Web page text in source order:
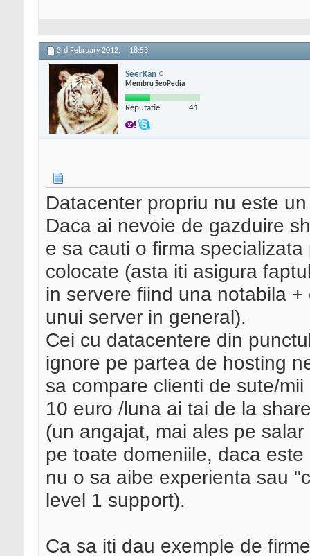
3rd February 2012, 18:53
SeerKan
Membru SeoPedia
Reputatie: 41
Datacenter propriu nu este
Daca ai nevoie de gazduire
e sa cauti o firma
colocate (asta iti asigura
in servere fiind una notabila
unui server in general).
Cei cu datacentere din
ignore pe partea de hosting
sa compare clienti de sute/
10 euro /luna ai tai de la
(un angajat, mai ales pe
pe toate domeniile, daca
nu o sa aibe experienta sau
level 1 support).
Ca sa iti dau exemple de